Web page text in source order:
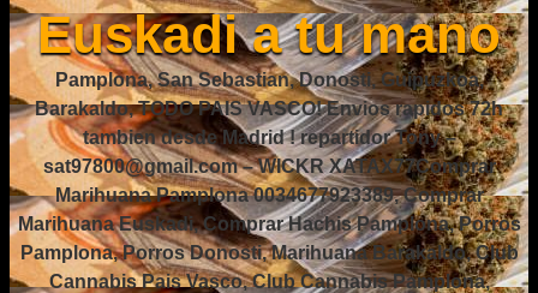
Euskadi a tu mano
Pamplona, San Sebastian, Donosti, Guipuzkoa,
Barakaldo, TODO PAIS VASCO! Envios rapidos 72h
tambien desde Madrid ! repartidor Tony –
sat97800@gmail.com – WICKR XATAX77Comprar
Marihuana Pamplona 0034677923389, Comprar
Marihuana Euskadi, Comprar Hachis Pamplona, Porros
Pamplona, Porros Donosti, Marihuana Barakaldo, Club
Cannabis Pais Vasco, Club Cannabis Pamplona,